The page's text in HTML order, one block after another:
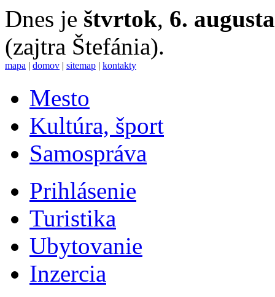
Dnes je štvrtok, 6.
(zajtra Štefánia).
mapa | domov | sitemap | kontakty
Mesto
Kultúra, šport
Samospráva
Prihlásenie
Turistika
Ubytovanie
Inzercia